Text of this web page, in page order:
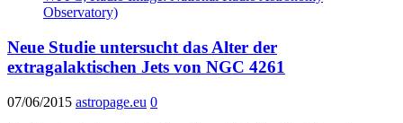
Neue Studie untersucht das Alter der
extragalaktischen Jets von NGC 4261
07/06/2015 astropage.eu 0